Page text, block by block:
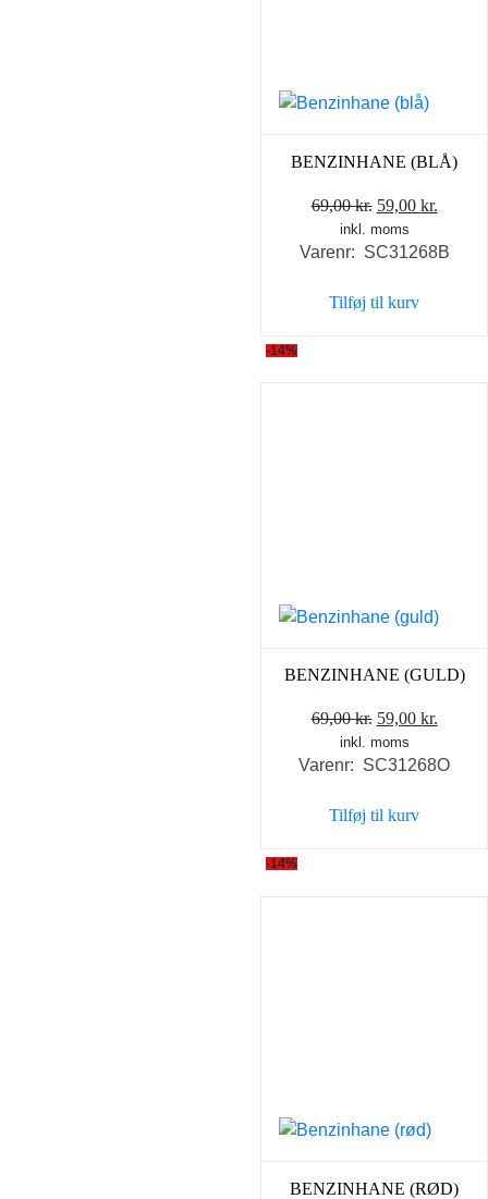
BENZINHANE (BLÅ)
69,00kr. Den
oprindelige
pris
69,00 kr..
59,00 kr.
pris
inkl. moms
Varenr: SC31268B
Tilføj til kurv
-14%
BENZINHANE (GULD)
69,00kr. Den
oprindelige
pris
69,00 kr..
59,00 kr.Den
pris
inkl. moms
Varenr: SC31268O
Tilføj til kurv
-14%
BENZINHANE (RØD)